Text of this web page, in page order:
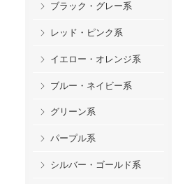
ブラック・グレー系
レッド・ピンク系
イエロー・オレンジ系
ブルー・ネイビー系
グリーン系
パープル系
シルバー・ゴールド系